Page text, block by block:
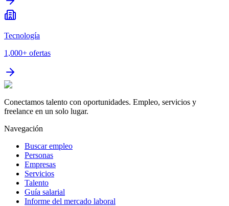
Tecnología
1,000+ ofertas
Conectamos talento con oportunidades. Empleo, servicios y
freelance en un solo lugar.
Navegación
Buscar empleo
Personas
Empresas
Servicios
Talento
Guía salarial
Informe del mercado laboral